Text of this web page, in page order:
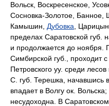
Вольск, Воскресенское,
Сосновка-Золотое, Банное,
Камышин, Дубовка ,
пределах Саратовской губ.
и продолжается до ноября.
Симбирской губ., проходит
Петровского уу. среди
С. губ. Терешка, начавшись
впадает в Волгу ок.
несудоходна. В